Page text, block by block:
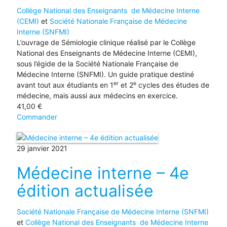
Collège National des Enseignants de Médecine Interne
(CEMI) et Société Nationale Française de Médecine
Interne (SNFMI)
L’ouvrage de Sémiologie clinique réalisé par le Collège
National des Enseignants de Médecine Interne (CEMI),
sous l’égide de la Société Nationale Française de
Médecine Interne (SNFMI). Un guide pratique destiné
avant tout aux étudiants en 1eret 2ecycles des études de
médecine, mais aussi aux médecins en exercice.
41,00 €
Commander
29 janvier 2021
Médecine interne – 4e
édition actualisée
Société Nationale Française de Médecine Interne (SNFMI)
et Collège National des Enseignants de Médecine Interne